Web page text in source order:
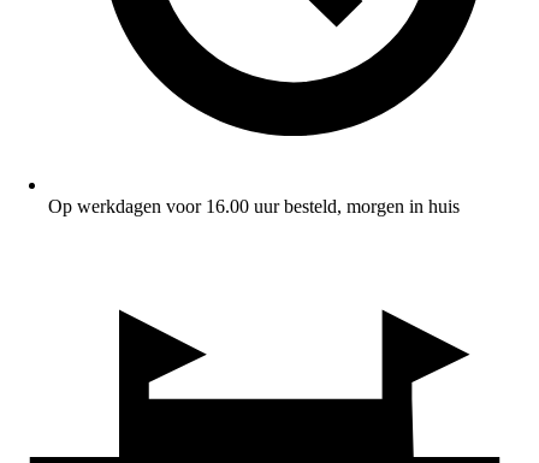
Op werkdagen voor 16.00 uur besteld, morgen in huis